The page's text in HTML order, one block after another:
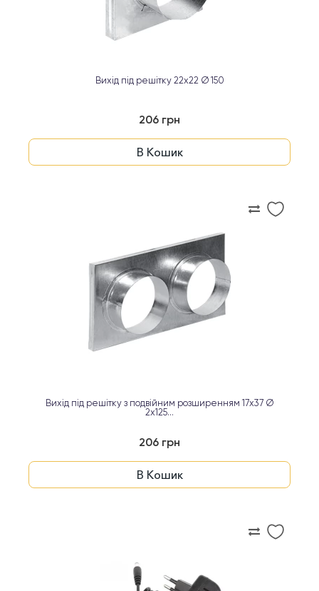
Вихід під решітку 22x22 Ø 150
206 грн
В Кошик
Вихід під решітку з подвійним розширенням 17x37 Ø
2x125...
206 грн
В Кошик